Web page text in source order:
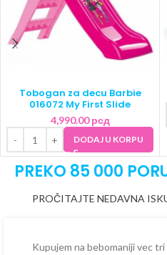
Tobogan za decu Barbie
016072 My First Slide
4,990.00рсд
DODAJ U KORPU
PREKO 85 000
PROČITAJTE NEDAVNA
Kupujem na bebomaniji vec